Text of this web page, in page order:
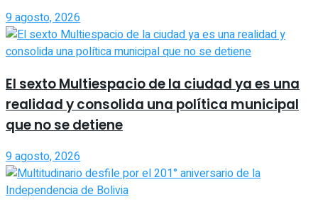
9 agosto, 2026
El sexto Multiespacio de la ciudad ya es una
realidad y consolida una política municipal
que no se detiene
9 agosto, 2026